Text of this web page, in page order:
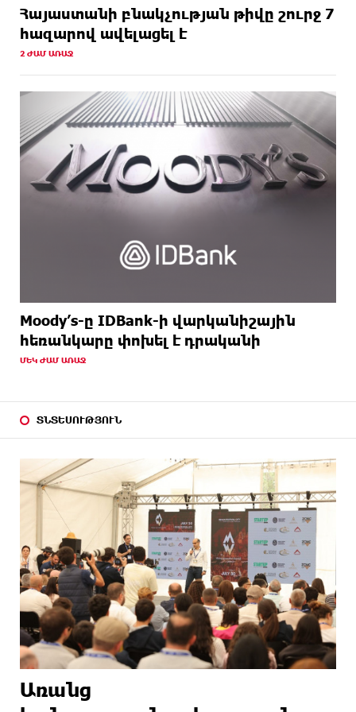
Հայաստանի բնակչության թիվը շուրջ 7
հազարով ավելացել է
2 ԺԱՄ ԱՌԱՋ
Moody’s-ը IDBank-ի վարկանիշային
հեռանկարը փոխել է դրականի
ՄԵԿ ԺԱՄ ԱՌԱՋ
ՏՆՏԵՍՈՒԹՅՈՒՆ
Առանց